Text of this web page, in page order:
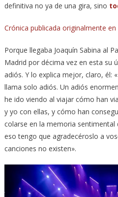
definitiva no ya de una gira, sino
Crónica publicada originalmente
Porque llegaba Joaquín Sabina al
Madrid por décima vez en esta su
adiós. Y lo explica mejor, claro, él:
llama solo adiós. Un adiós
he ido viendo al viajar cómo han
y yo con ellas, y cómo han
colarse en la memoria sentimental
eso tengo que agradecéroslo a
canciones no existen».